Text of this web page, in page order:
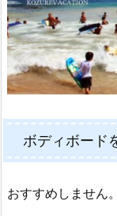
ボディボード
おすすめしません。